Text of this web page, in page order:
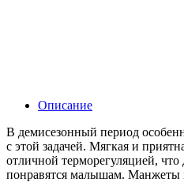
Описание
В демисезонный период
с этой задачей. Мягкая и
отличной терморегуляцией,
понравятся малышам. Манжеты